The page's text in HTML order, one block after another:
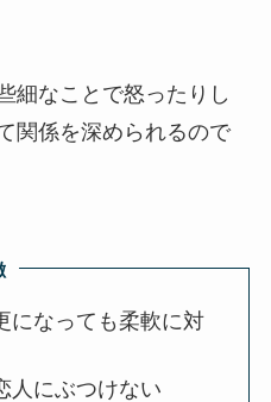
細なことで怒ったりし
関係を深められるので
になっても柔軟に対
人にぶつけない